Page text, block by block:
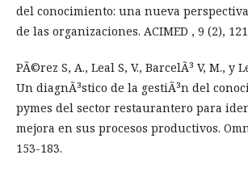
del conocimiento: una nueva
de las organizaciones. ACIMED , 9 (2),
PÃ©rez S, A., Leal S, V., BarcelÃ³ V, M., y
Un diagnÃ³stico de la gestiÃ³n del
pymes del sector restaurantero para
mejora en sus procesos productivos.
153-183.